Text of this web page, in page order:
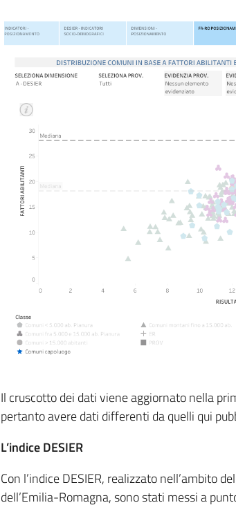
Il cruscotto dei dati viene aggiornato nella
pertanto avere dati differenti da quelli qui
L’indice DESIER
Con l’indice DESIER, realizzato nell’ambito
dell’Emilia-Romagna, sono stati messi a